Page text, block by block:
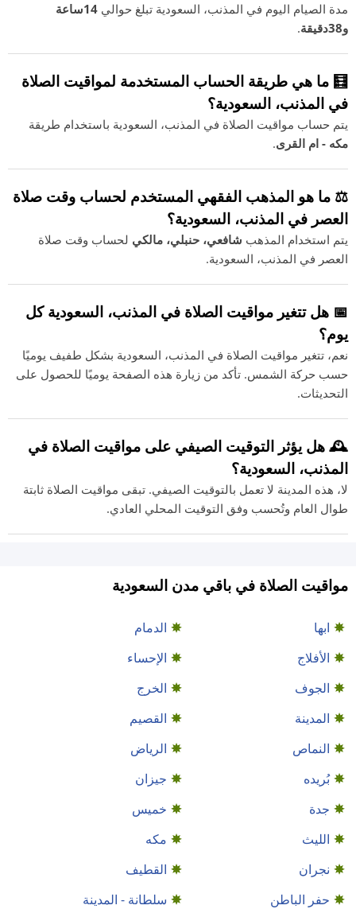
مدة الصيام اليوم في المذنب، السعودية تبلغ حوالي
14ساعة
و38دقيقة
.
🧮 ما هي طريقة الحساب المستخدمة لمواقيت الصلاة
في المذنب، السعودية؟
يتم حساب مواقيت الصلاة في المذنب، السعودية باستخدام طريقة
مكه - ام القرى.
⚖️ ما هو المذهب الفقهي المستخدم لحساب وقت صلاة
العصر في المذنب، السعودية؟
يتم استخدام المذهب شافعي، حنبلي، مالكي لحساب وقت صلاة
العصر في المذنب، السعودية.
📅 هل تتغير مواقيت الصلاة في المذنب، السعودية كل
يوم؟
نعم، تتغير مواقيت الصلاة في المذنب، السعودية بشكل طفيف يوميًا
حسب حركة الشمس. تأكد من زيارة هذه الصفحة يوميًا للحصول على
التحديثات.
🕰️ هل يؤثر التوقيت الصيفي على مواقيت الصلاة في
المذنب، السعودية؟
لا، هذه المدينة لا تعمل بالتوقيت الصيفي. تبقى مواقيت الصلاة ثابتة
طوال العام وتُحسب وفق التوقيت المحلي العادي.
مواقيت الصلاة في باقي مدن السعودية
ابها
الدمام
الأفلاج
الإحساء
الجوف
الخرج
المدينة
القصيم
النماص
الرياض
بُريده
جيزان
جدة
خميس
الليث
مكه
نجران
القطيف
حفر الباطن
سلطانة - المدينة